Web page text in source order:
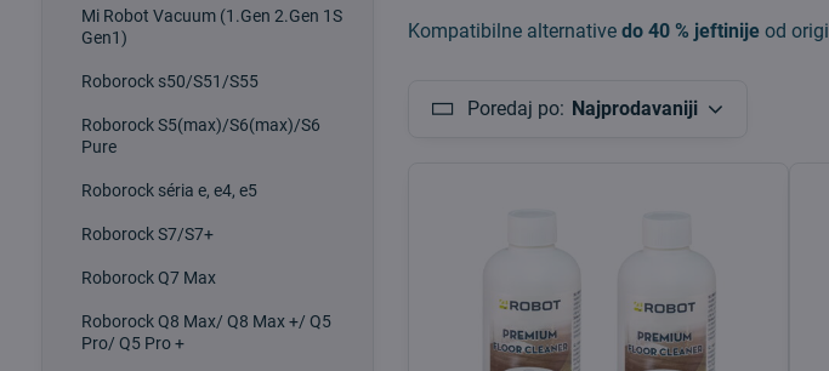
Kompatibilne alternativedo 40 % jeftinije od
Poredaj po: Najprodavaniji
Mi Robot Vacuum (1.Gen 2.Gen 1S
Gen1)
Roborock s50/S51/S55
Roborock S5(max)/S6(max)/S6
Pure
Roborock séria e, e4, e5
Roborock S7/S7+
Roborock Q7 Max
Roborock Q8 Max/ Q8 Max +/ Q5
Pro/ Q5 Pro +